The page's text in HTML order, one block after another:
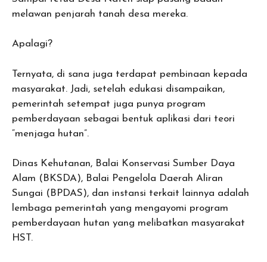
melawan penjarah tanah desa mereka.
Apalagi?
Ternyata, di sana juga terdapat pembinaan kepada
masyarakat. Jadi, setelah edukasi disampaikan,
pemerintah setempat juga punya program
pemberdayaan sebagai bentuk aplikasi dari teori
“menjaga hutan”.
Dinas Kehutanan, Balai Konservasi Sumber Daya
Alam (BKSDA), Balai Pengelola Daerah Aliran
Sungai (BPDAS), dan instansi terkait lainnya adalah
lembaga pemerintah yang mengayomi program
pemberdayaan hutan yang melibatkan masyarakat
HST.